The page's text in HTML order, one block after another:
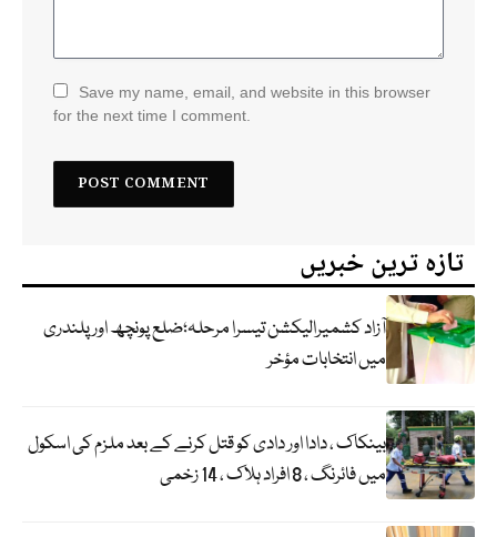
Save my name, email, and website in this browser
for the next time I comment.
تازہ ترین خبریں
آزاد کشمیرالیکشن تیسرا مرحلہ؛ضلع پونچھ اور پلندری
میں انتخابات مؤخر
بینکاک ، دادا اور دادی کو قتل کرنے کے بعد ملزم کی اسکول
میں فائرنگ ، 8 افراد ہلاک ، 14 زخمی